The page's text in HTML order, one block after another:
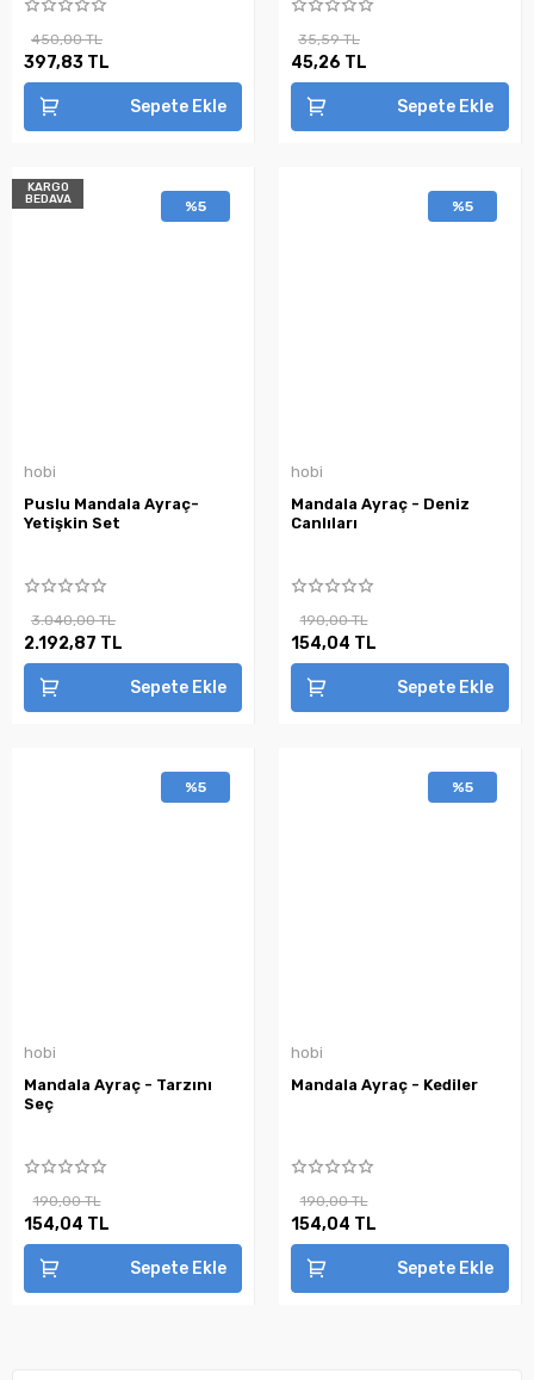
450,00 TL
397,83 TL
Sepete Ekle
35,59 TL
45,26 TL
Sepete Ekle
KARGO
BEDAVA
%5
hobi
Puslu Mandala Ayraç-
Yetişkin Set
3.040,00 TL
2.192,87 TL
Sepete Ekle
%5
hobi
Mandala Ayraç - Deniz
Canlıları
190,00 TL
154,04 TL
Sepete Ekle
%5
hobi
Mandala Ayraç - Tarzını
Seç
190,00 TL
154,04 TL
Sepete Ekle
%5
hobi
Mandala Ayraç - Kediler
190,00 TL
154,04 TL
Sepete Ekle